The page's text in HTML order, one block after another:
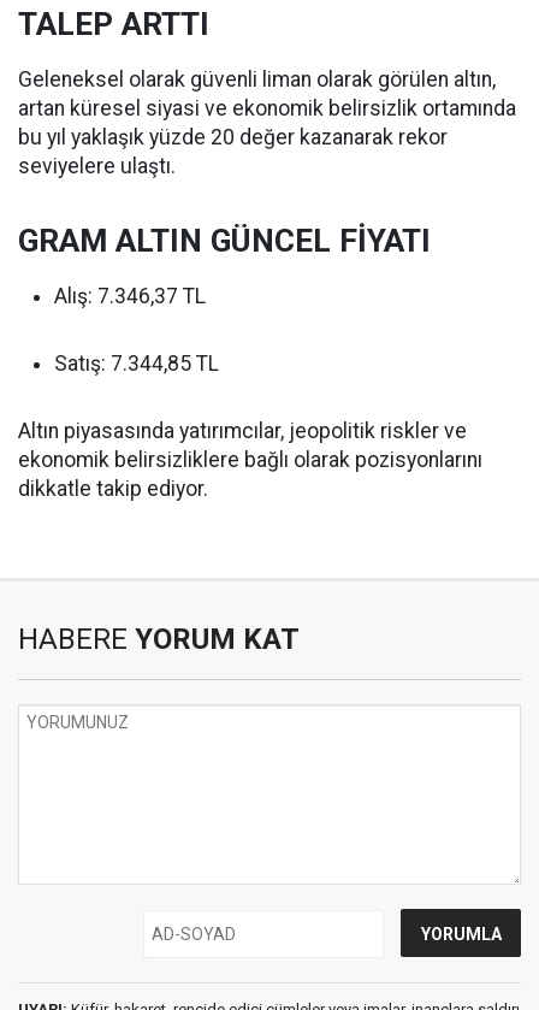
TALEP ARTTI
Geleneksel olarak güvenli liman olarak görülen altın,
artan küresel siyasi ve ekonomik belirsizlik ortamında
bu yıl yaklaşık yüzde 20 değer kazanarak rekor
seviyelere ulaştı.
GRAM ALTIN GÜNCEL FİYATI
Alış: 7.346,37 TL
Satış: 7.344,85 TL
Altın piyasasında yatırımcılar, jeopolitik riskler ve
ekonomik belirsizliklere bağlı olarak pozisyonlarını
dikkatle takip ediyor.
HABERE YORUM KAT